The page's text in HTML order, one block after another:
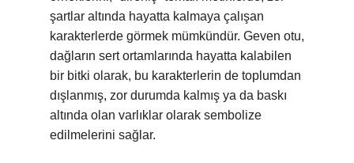
şartlar altında hayatta kalmaya çalışan
karakterlerde görmek mümkündür. Geven otu,
dağların sert ortamlarında hayatta kalabilen
bir bitki olarak, bu karakterlerin de toplumdan
dışlanmış, zor durumda kalmış ya da baskı
altında olan varlıklar olarak sembolize
edilmelerini sağlar.